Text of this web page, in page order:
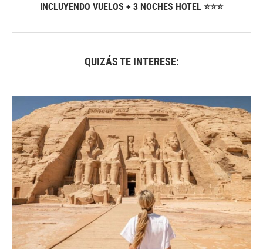
INCLUYENDO VUELOS + 3 NOCHES HOTEL ⭐⭐⭐
QUIZÁS TE INTERESE: